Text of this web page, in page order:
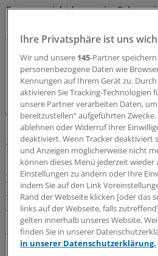
Es muss nicht lang sein: Schon
alltagstaugliche Übungen, die
10.08.2026
Risiko einschätzen und Lebensstil
Diabetes und
gefährliche Kombi
Ein Diabetes schlägt auf Nerven,
Augen. Dass er auch
Vorhofflimmern begünstigen
Wie Sie Ihre Patientinnen und
versorgen.
06.08.2026
Ihre Privatsphäre ist uns
Wir und unsere 145-Partner
personenbezogene Daten wie
Kennungen auf Ihrem Gerät zu.
aktivieren Sie Tracking-Technologien
unsere Partner verarbeiten Daten,
bereitzustellen“ aufgeführten
ablehnen oder Widerruf Ihrer
deaktiviert. Wenn Tracker deaktiviert
und Anzeigen möglicherweise nicht
können dieses Menü jederzeit
Einstellungen zu ändern oder Ihre
indem Sie auf den Link
Rand der Webseite klicken [oder das
links auf der Webseite, falls
gelten innerhalb unseres Website.
finden Sie in unserer
in unserer Datenschutzerklärung.